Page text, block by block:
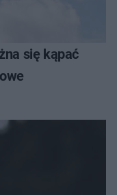
się kąpać